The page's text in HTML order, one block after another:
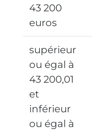
43 200
euros
supérieur
ou égal à
43 200,01
et
inférieur
ou égal à